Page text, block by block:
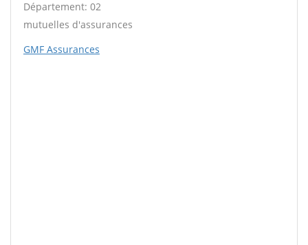
Département: 02
mutuelles d'assurances
GMF Assurances